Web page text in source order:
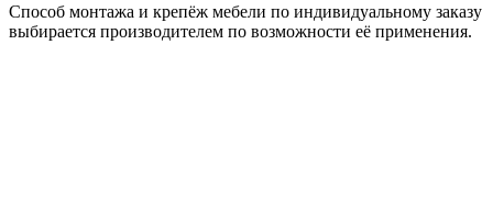
Способ монтажа и крепёж мебели по индивидуальному заказу
выбирается производителем по возможности её применения.